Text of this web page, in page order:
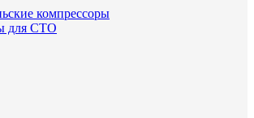
компрессоры
для СТО